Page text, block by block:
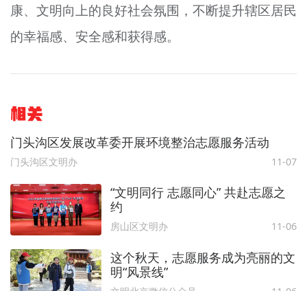
康、文明向上的良好社会氛围，不断提升辖区居民
的幸福感、安全感和获得感。
相关
门头沟区发展改革委开展环境整治志愿服务活动
门头沟区文明办 11-07
“文明同行 志愿同心” 共赴志愿之
约
房山区文明办 11-06
这个秋天，志愿服务成为亮丽的文
明“风景线”